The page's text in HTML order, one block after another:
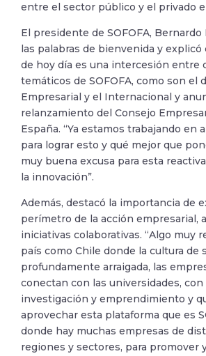
entre el sector público y el privado
El presidente de SOFOFA, Bernardo
las palabras de bienvenida y
de hoy día es una intercesión entre
temáticos de SOFOFA, como son el
Empresarial y el Internacional y
relanzamiento del Consejo
España. “Ya estamos trabajando en
para lograr esto y qué mejor que
muy buena excusa para esta
la innovación”.
Además, destacó la importancia de
perímetro de la acción empresarial,
iniciativas colaborativas. “Algo muy
país como Chile donde la cultura de
profundamente arraigada, las
conectan con las universidades,
investigación y emprendimiento y
aprovechar esta plataforma que es
donde hay muchas empresas de
regiones y sectores, para promover